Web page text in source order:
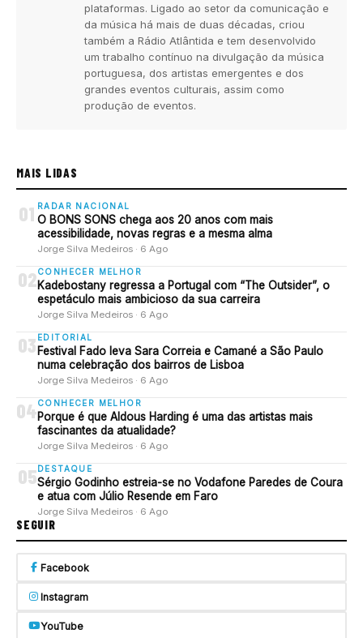
plataformas. Ligado ao setor da comunicação e
da música há mais de duas décadas, criou
também a Rádio Atlântida e tem desenvolvido
um trabalho contínuo na divulgação da música
portuguesa, dos artistas emergentes e dos
grandes eventos culturais, assim como
produção de eventos.
MAIS LIDAS
01 RADAR NACIONAL
O BONS SONS chega aos 20 anos com mais
acessibilidade, novas regras e a mesma alma
Jorge Silva Medeiros · 6 Ago
02 CONHECER MELHOR
Kadebostany regressa a Portugal com “The Outsider”, o
espetáculo mais ambicioso da sua carreira
Jorge Silva Medeiros · 6 Ago
03 EDITORIAL
Festival Fado leva Sara Correia e Camané a São Paulo
numa celebração dos bairros de Lisboa
Jorge Silva Medeiros · 6 Ago
04CONHECER MELHOR
Porque é que Aldous Harding é uma das artistas mais
fascinantes da atualidade?
Jorge Silva Medeiros · 6 Ago
05 DESTAQUE
Sérgio Godinho estreia-se no Vodafone Paredes de Coura
e atua com Júlio Resende em Faro
Jorge Silva Medeiros · 6 Ago
SEGUIR
Facebook
Instagram
YouTube